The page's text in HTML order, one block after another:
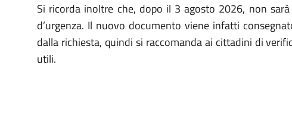
Si ricorda inoltre che, dopo il 3 agosto 2026, non
d’urgenza. Il nuovo documento viene infatti
dalla richiesta, quindi si raccomanda ai cittadini di
utili.